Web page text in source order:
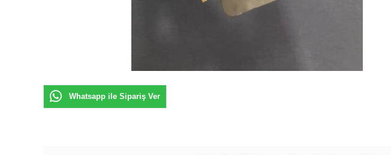
Whatsapp ile Sipariş Ver